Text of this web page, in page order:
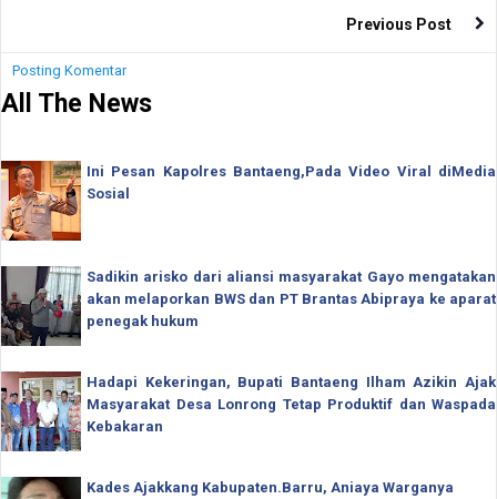
Previous Post
Posting Komentar
All The News
Ini Pesan Kapolres Bantaeng,Pada Video Viral diMedia
Sosial
Sadikin arisko dari aliansi masyarakat Gayo mengatakan
akan melaporkan BWS dan PT Brantas Abipraya ke aparat
penegak hukum
Hadapi Kekeringan, Bupati Bantaeng Ilham Azikin Ajak
Masyarakat Desa Lonrong Tetap Produktif dan Waspada
Kebakaran
Kades Ajakkang Kabupaten.Barru, Aniaya Warganya